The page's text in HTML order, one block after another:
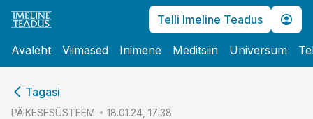
Telli Imeline Teadus
Avaleht Viimased Inimene Meditsiin Universum
Tagasi
PÄIKESESÜSTEEM 18.01.24, 17:38